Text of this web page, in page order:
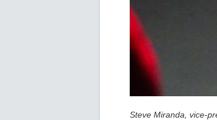
Steve Miranda, vice-